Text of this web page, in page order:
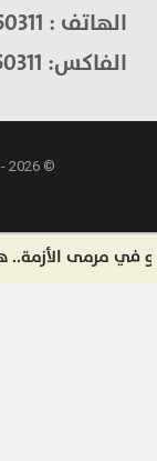
الهاتف : 2150311
الفاكس: 2150311
© 2026 - الموقف الرياضي. All Rights Reserved.
الأزمة.. هل تهدد